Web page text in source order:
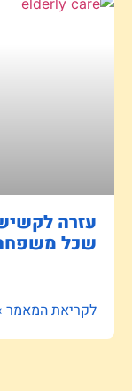
עזרה
שכל
לקריאת המאמר